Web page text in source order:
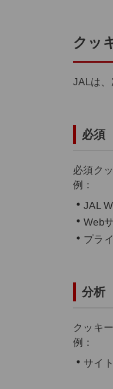
クッ
JALは、
必須
必須ク
例：
JAL
Web
プラ
分析
クッキ
例：
サイ